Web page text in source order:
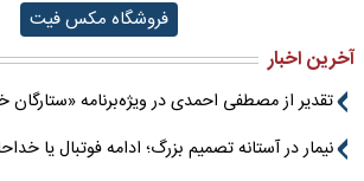
فروشگاه مکس فیت
آخرین اخبار
تقدیر از مصطفی احمدی در ویژه‌برنامه «ستارگان
نیمار در آستانه تصمیم بزرگ؛ ادامه فوتبال یا